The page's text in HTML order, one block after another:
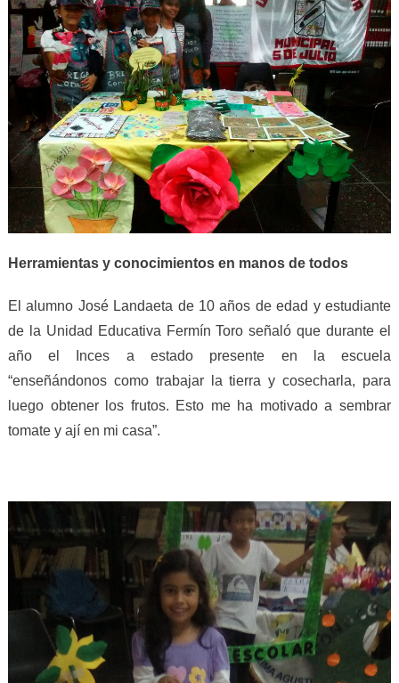
Herramientas y conocimientos en manos de todos
El alumno José Landaeta de 10 años de edad y estudiante
de la Unidad Educativa Fermín Toro señaló que durante el
año el Inces a estado presente en la escuela
“enseñándonos como trabajar la tierra y cosecharla, para
luego obtener los frutos. Esto me ha motivado a sembrar
tomate y ají en mi casa”.